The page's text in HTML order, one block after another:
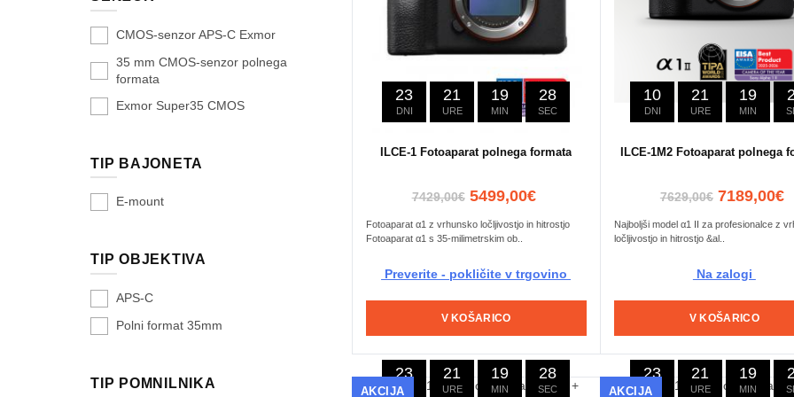
CMOS-senzor APS-C Exmor
35 mm CMOS-senzor polnega
formata
Exmor Super35 CMOS
TIP BAJONETA
E-mount
TIP OBJEKTIVA
APS-C
Polni format 35mm
TIP POMNILNIKA
23
DNI
21
URE
19
MIN
27
SEC
ILCE-1 Fotoaparat polnega formata
7429,00€ 5499,00€
Fotoaparat α1 z vrhunsko ločljivostjo in hitrostjo
Fotoaparat α1 s 35-milimetrskim ob..
Preverite - pokličite v trgovino
V KOŠARICO
10
DNI
21
URE
19
MIN
ILCE-1M2 Fotoaparat polnega
7629,00€ 7189,00€
Najboljši model α1 II za profesionalce z
ločljivostjo in hitrostjo &al..
Na zalogi
V KOŠARICO
23
DNI
21
URE
19
MIN
27
SEC
AKCIJA
23
DNI
21
URE
19
MIN
AKCIJA